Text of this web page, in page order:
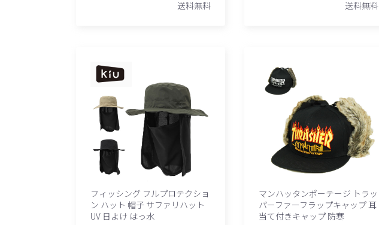
送料無料
送料無料
フィッシング フルプロテクショ
ン ハット 帽子 サファリハット
UV 日よけ はっ水
マンハッタンポーテージ トラッ
パーファーフラップキャップ 耳
当て付きキャップ 防寒